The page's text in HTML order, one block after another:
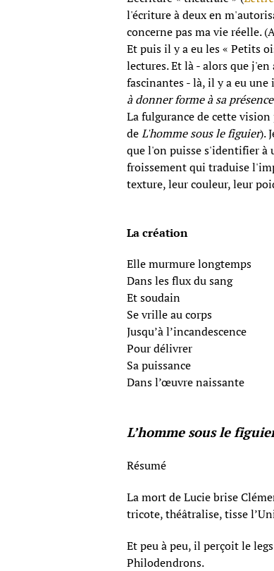
l'écriture à deux en
concerne pas ma vie réelle.
Et puis il y a eu les « Petits
lectures. Et là - alors que
fascinantes - là, il y a eu
à donner forme à sa
La fulgurance de cette
deL'homme sous le figuier).
que l'on puisse s'identifier à
froissement qui traduise
texture, leur couleur, leur
La création
Elle murmure longtemps
Dans les flux du sang
Et soudain
Se vrille au corps
Jusqu’à l’incandescence
Pour délivrer
Sa puissance
Dans l’œuvre naissante
L’homme sous le
Résumé
La mort de Lucie brise
tricote, théâtralise, tisse
Et peu à peu, il perçoit le
Philodendrons.